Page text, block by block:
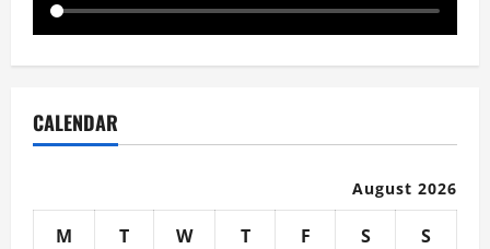
CALENDAR
August 2026
M T W T F S S